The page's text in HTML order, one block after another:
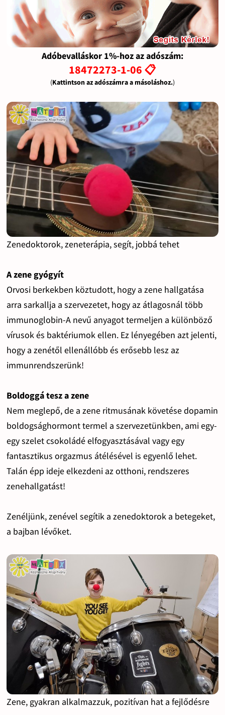
Adóbevalláskor 1%-hoz az adószám:
18472273-1-06 📋
(Kattintson az adószámra a másoláshoz.)
Zenedoktorok, zeneterápia, segít, jobbá tehet
A zene gyógyít
Orvosi berkekben köztudott, hogy a zene hallgatása
arra sarkallja a szervezetet, hogy az átlagosnál több
immunoglobin-A nevű anyagot termeljen a különböző
vírusok és baktériumok ellen. Ez lényegében azt jelenti,
hogy a zenétől ellenállóbb és erősebb lesz az
immunrendszerünk!
Boldoggá tesz a zene
Nem meglepő, de a zene ritmusának követése dopamin
boldogsághormont termel a szervezetünkben, ami egy-
egy szelet csokoládé elfogyasztásával vagy egy
fantasztikus orgazmus átélésével is egyenlő lehet.
Talán épp ideje elkezdeni az otthoni, rendszeres
zenehallgatást!
Zenéljünk, zenével segítik a zenedoktorok a betegeket,
a bajban lévőket.
Zene, gyakran alkalmazzuk, pozitívan hat a fejlődésre